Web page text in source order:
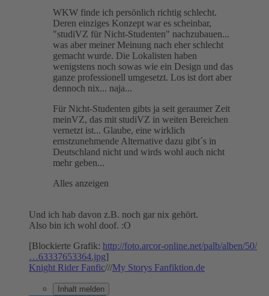
WKW finde ich persönlich richtig schlecht.
Deren einziges Konzept war es scheinbar,
"studiVZ für Nicht-Studenten" nachzubauen...
was aber meiner Meinung nach eher schlecht
gemacht wurde. Die Lokalisten haben
wenigstens noch sowas wie ein Design und das
ganze professionell umgesetzt. Los ist dort aber
dennoch nix... naja...
Für Nicht-Studenten gibts ja seit geraumer Zeit
meinVZ, das mit studiVZ in weiten Bereichen
vernetzt ist... Glaube, eine wirklich
ernstzunehmende Alternative dazu gibt´s in
Deutschland nicht und wirds wohl auch nicht
mehr geben...
Alles anzeigen
Und ich hab davon z.B. noch gar nix gehört.
Also bin ich wohl doof. :O
[Blockierte Grafik: http://foto.arcor-online.net/palb/alben/50/
…63337653364.jpg]
Knight Rider Fanfic///My Storys Fanfiktion.de
Inhalt melden